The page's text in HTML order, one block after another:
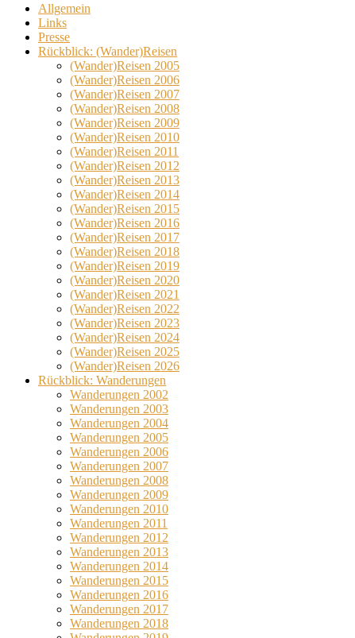
Allgemein
Links
Presse
Rückblick: (Wander)Reisen
(Wander)Reisen 2005
(Wander)Reisen 2006
(Wander)Reisen 2007
(Wander)Reisen 2008
(Wander)Reisen 2009
(Wander)Reisen 2010
(Wander)Reisen 2011
(Wander)Reisen 2012
(Wander)Reisen 2013
(Wander)Reisen 2014
(Wander)Reisen 2015
(Wander)Reisen 2016
(Wander)Reisen 2017
(Wander)Reisen 2018
(Wander)Reisen 2019
(Wander)Reisen 2020
(Wander)Reisen 2021
(Wander)Reisen 2022
(Wander)Reisen 2023
(Wander)Reisen 2024
(Wander)Reisen 2025
(Wander)Reisen 2026
Rückblick: Wanderungen
Wanderungen 2002
Wanderungen 2003
Wanderungen 2004
Wanderungen 2005
Wanderungen 2006
Wanderungen 2007
Wanderungen 2008
Wanderungen 2009
Wanderungen 2010
Wanderungen 2011
Wanderungen 2012
Wanderungen 2013
Wanderungen 2014
Wanderungen 2015
Wanderungen 2016
Wanderungen 2017
Wanderungen 2018